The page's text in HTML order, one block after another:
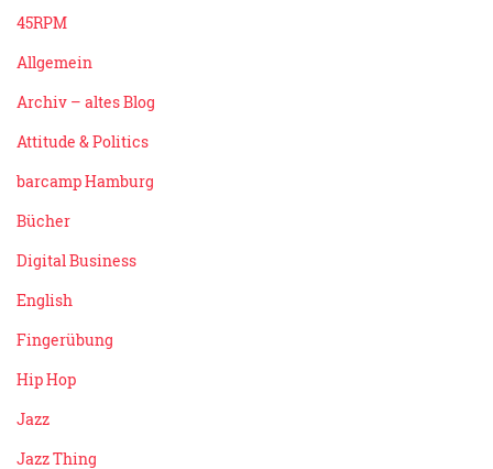
45RPM
Allgemein
Archiv – altes Blog
Attitude & Politics
barcamp Hamburg
Bücher
Digital Business
English
Fingerübung
Hip Hop
Jazz
Jazz Thing